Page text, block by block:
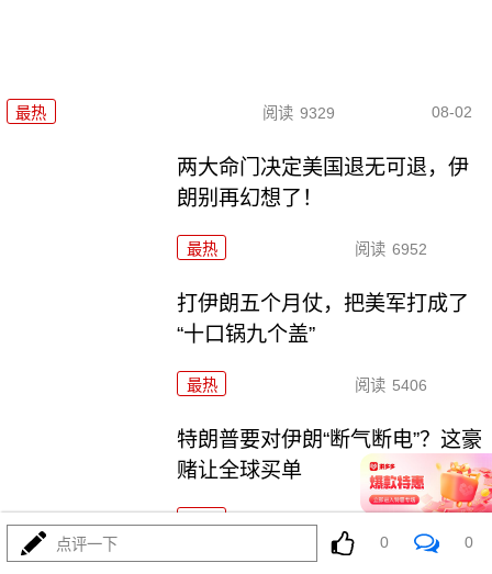
最热 阅读 9329 08-02
两大命门决定美国退无可退，伊
朗别再幻想了！
最热 阅读 6952
打伊朗五个月仗，把美军打成了
“十口锅九个盖”
最热 阅读 5406
特朗普要对伊朗“断气断电”？这豪
赌让全球买单
最热
点评一下 0 0